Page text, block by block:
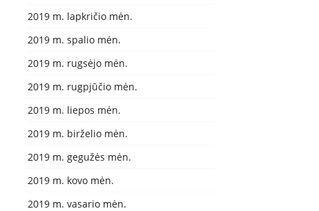
2019 m. lapkričio mėn.
2019 m. spalio mėn.
2019 m. rugsėjo mėn.
2019 m. rugpjūčio mėn.
2019 m. liepos mėn.
2019 m. birželio mėn.
2019 m. gegužės mėn.
2019 m. kovo mėn.
2019 m. vasario mėn.